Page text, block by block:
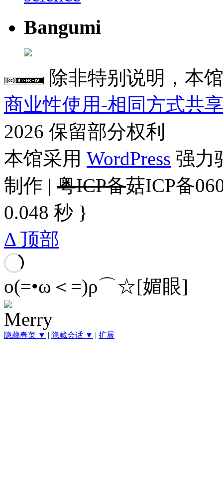
Bangumi
除非特别说明，本
商业性使用-相同方式共
2026 保留部分权利
本馆采用 WordPress 强力
制作 | 粤ICP备菇ICP备
0.048 秒 }
Δ 顶部
ο(=•ω＜=)ρ⌒☆[媚眼]
隐藏春菜 ▼ | 隐藏会话 ▼ | 扩展